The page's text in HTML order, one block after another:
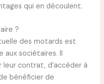
qui en découlent.
?
des motards est
aux sociétaires. Il
contrat, d’accéder à
bénéficier de